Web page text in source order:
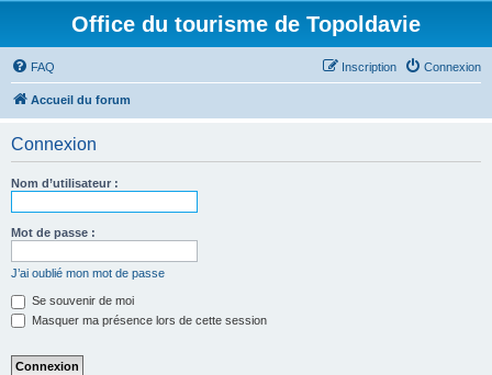
Office du tourisme de Topoldavie
FAQ Connexion
Inscription
Accueil du forum
Connexion
Nom d’utilisateur :
Mot de passe :
J’ai oublié mon mot de passe
Se souvenir de moi
Masquer ma présence lors de cette session